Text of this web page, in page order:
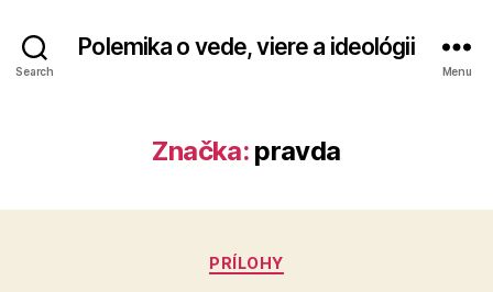
Search
Polemika o vede, viere a ideológii
Menu
Značka: pravda
Kategórie
PRÍLOHY